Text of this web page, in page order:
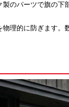
製のパーツで旗の下
理的に防ぎます。